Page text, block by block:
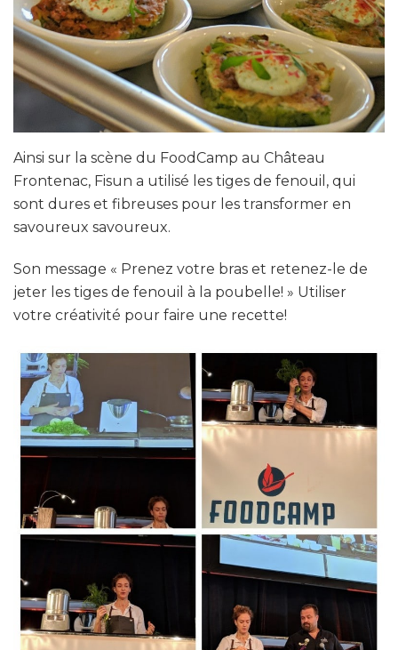
Ainsi sur la scène du FoodCamp au Château
Frontenac, Fisun a utilisé les tiges de fenouil, qui
sont dures et fibreuses pour les transformer en
savoureux savoureux.
Son message « Prenez votre bras et retenez-le de
jeter les tiges de fenouil à la poubelle! » Utiliser
votre créativité pour faire une recette!